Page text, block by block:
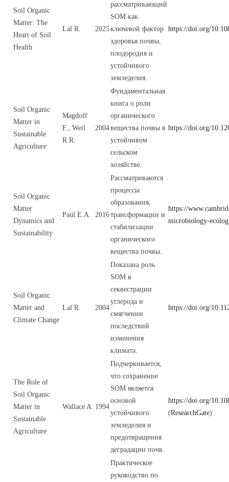
Soil Organic
Matter: The
Heart of Soil
Health
Lal R. 2025
рассматривающий
SOM как
ключевой фактор
здоровья почвы,
плодородия и
устойчивого
земледелия.
https://doi.org/
Soil Organic
Matter in
Sustainable
Agriculture
Magdoff
F., Weil
R.R.
2004
Фундаментальная
книга о роли
органического
вещества почвы в
устойчивом
сельском
хозяйстве.
https://doi.org/
Soil Organic
Matter
Dynamics and
Sustainability
Paul E.A. 2016
Рассматриваются
процессы
образования,
трансформации и
стабилизации
органического
вещества почвы.
https://
microbiology-
Soil Organic
Matter and
Climate Change
Lal R. 2004
Показана роль
SOM в
секвестрации
углерода и
смягчении
последствий
изменения
климата.
https://doi.org/
The Role of
Soil Organic
Matter in
Sustainable
Agriculture
Wallace A. 1994
Подчеркивается,
что сохранение
SOM является
основой
устойчивого
земледелия и
предотвращения
деградации почв.
https://doi.org/
(ResearchGate)
Практическое
руководство по